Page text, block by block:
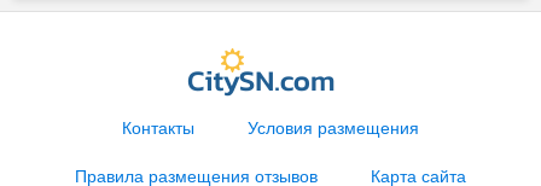
Контакты
Условия размещения
Правила размещения отзывов
Карта сайта